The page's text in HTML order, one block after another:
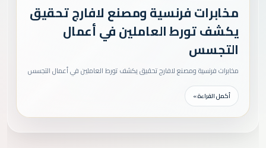
مخابرات فرنسية ومصنع لافارج تحقيق
يكشف تورط العاملين في أعمال
التجسس
مخابرات فرنسية ومصنع لافارج تحقيق يكشف تورط العاملين في أعمال التجسس
أكمل القراءة »